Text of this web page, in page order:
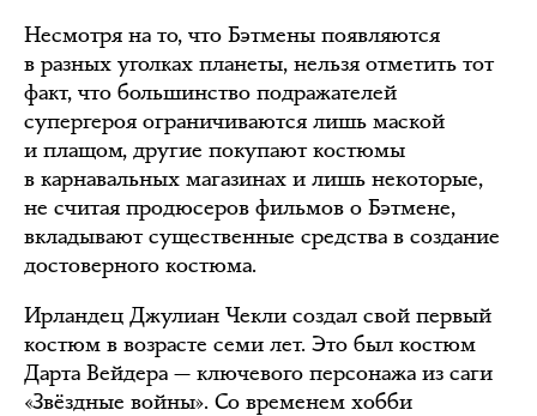
Несмотря на то, что Бэтмены появляются
в разных уголках планеты, нельзя отметить тот
факт, что большинство подражателей
супергероя ограничиваются лишь маской
и плащом, другие покупают костюмы
в карнавальных магазинах и лишь некоторые,
не считая продюсеров фильмов о Бэтмене,
вкладывают существенные средства в создание
достоверного костюма.
Ирландец Джулиан Чекли создал свой первый
костюм в возрасте семи лет. Это был костюм
Дарта Вейдера — ключевого персонажа из саги
«Звёздные войны». Со временем хобби